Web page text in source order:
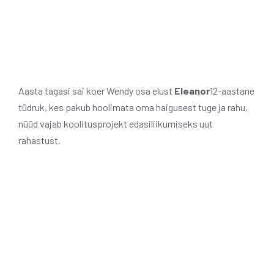
Aasta tagasi sai koer Wendy osa elust Eleanor12-aastane
tüdruk, kes pakub hoolimata oma haigusest tuge ja rahu,
nüüd vajab koolitusprojekt edasiliikumiseks uut
rahastust.